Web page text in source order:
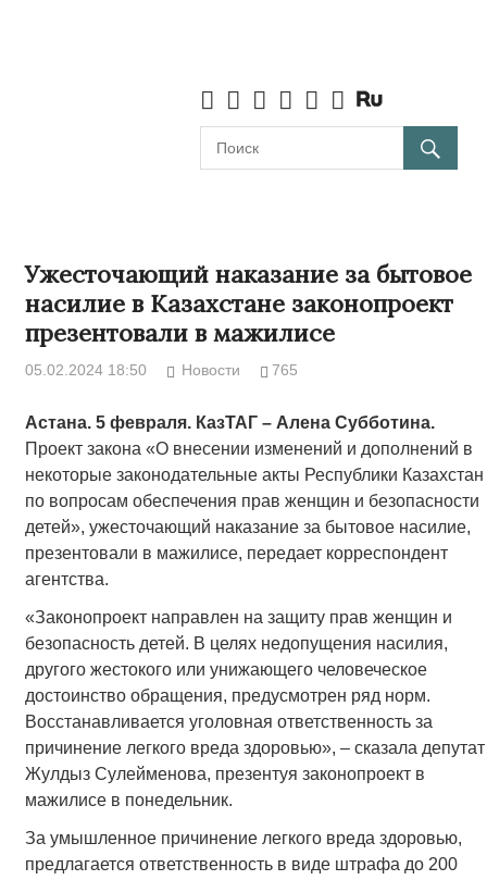
Ужесточающий наказание за бытовое
насилие в Казахстане законопроект
презентовали в мажилисе
05.02.2024 18:50 Новости 765
Астана. 5 февраля. КазТАГ – Алена Субботина.
Проект закона «О внесении изменений и дополнений в
некоторые законодательные акты Республики Казахстан
по вопросам обеспечения прав женщин и безопасности
детей», ужесточающий наказание за бытовое насилие,
презентовали в мажилисе, передает корреспондент
агентства.
«Законопроект направлен на защиту прав женщин и
безопасность детей. В целях недопущения насилия,
другого жестокого или унижающего человеческое
достоинство обращения, предусмотрен ряд норм.
Восстанавливается уголовная ответственность за
причинение легкого вреда здоровью», – сказала депутат
Жулдыз Сулейменова, презентуя законопроект в
мажилисе в понедельник.
За умышленное причинение легкого вреда здоровью,
предлагается ответственность в виде штрафа до 200